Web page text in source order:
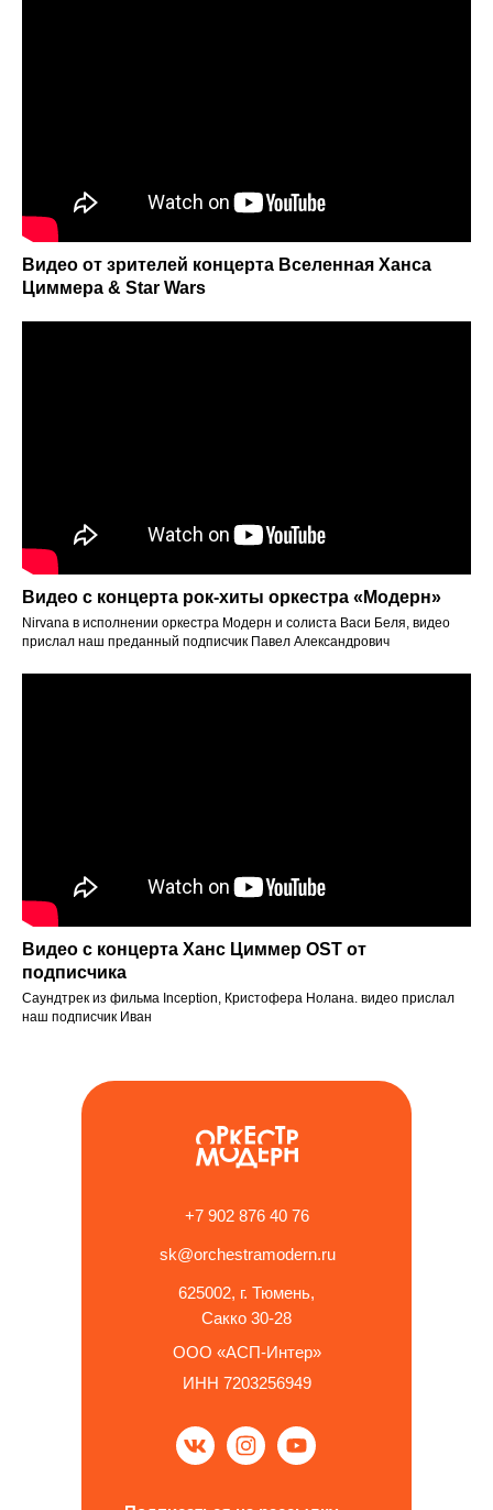
Видео от зрителей концерта Вселенная Ханса
Циммера & Star Wars
Видео с концерта рок-хиты оркестра «‎Модерн»
Nirvana в исполнении оркестра Модерн и солиста Васи Беля, видео
прислал наш преданный подписчик Павел Александрович
Видео с концерта Ханс Циммер OST от
подписчика
Саундтрек из фильма Inception, Кристофера Нолана. видео прислал
наш подписчик Иван
ООО «АСП-Интер»
ИНН 7203256949
sk@orchestramodern.ru
+7 902 876 40 76
625002, г. Тюмень,
Сакко 30-28